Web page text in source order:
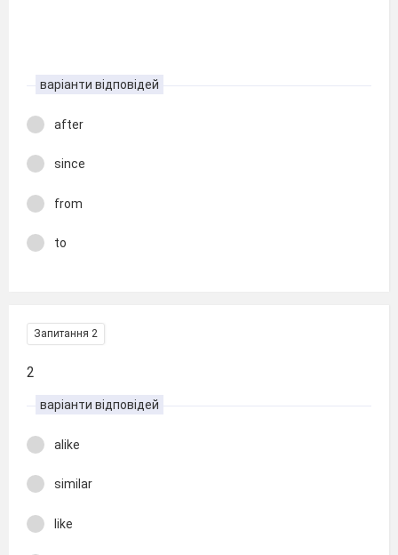
варіанти відповідей
after
since
from
to
Запитання 2
2
варіанти відповідей
alike
similar
like